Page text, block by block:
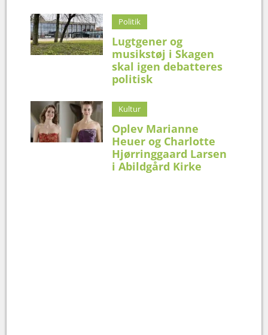
Politik
Lugtgener og
musikstøj i Skagen
skal igen debatteres
politisk
Kultur
Oplev Marianne
Heuer og Charlotte
Hjørringgaard Larsen
i Abildgård Kirke